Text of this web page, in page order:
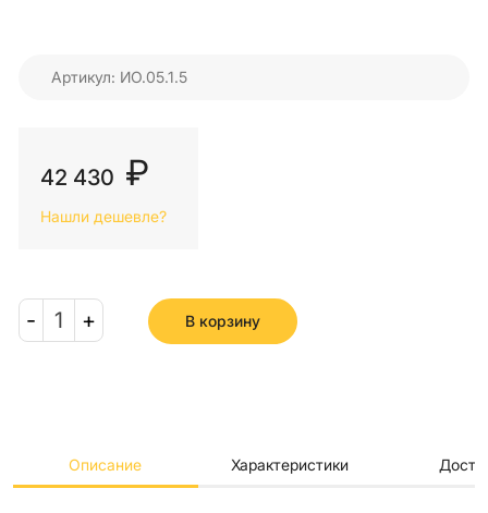
Артикул: ИО.05.1.5
42 430 ₽
Нашли дешевле?
- 1 + В корзину
Описание Характеристики